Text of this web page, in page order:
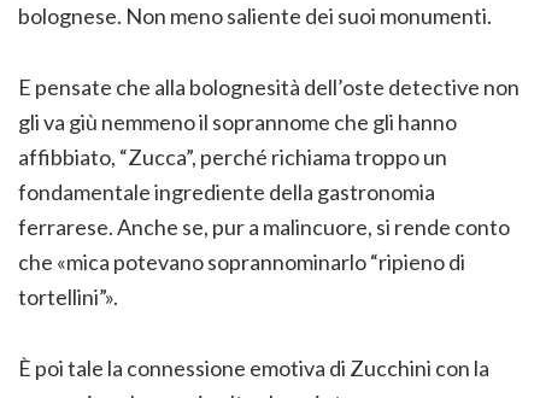
bolognese. Non meno saliente dei suoi monumenti.
E pensate che alla bolognesità dell’oste detective non
gli va giù nemmeno il soprannome che gli hanno
affibbiato, “Zucca”, perché richiama troppo un
fondamentale ingrediente della gastronomia
ferrarese. Anche se, pur a malincuore, si rende conto
che «mica potevano soprannominarlo “ripieno di
tortellini”».
È poi tale la connessione emotiva di Zucchini con la